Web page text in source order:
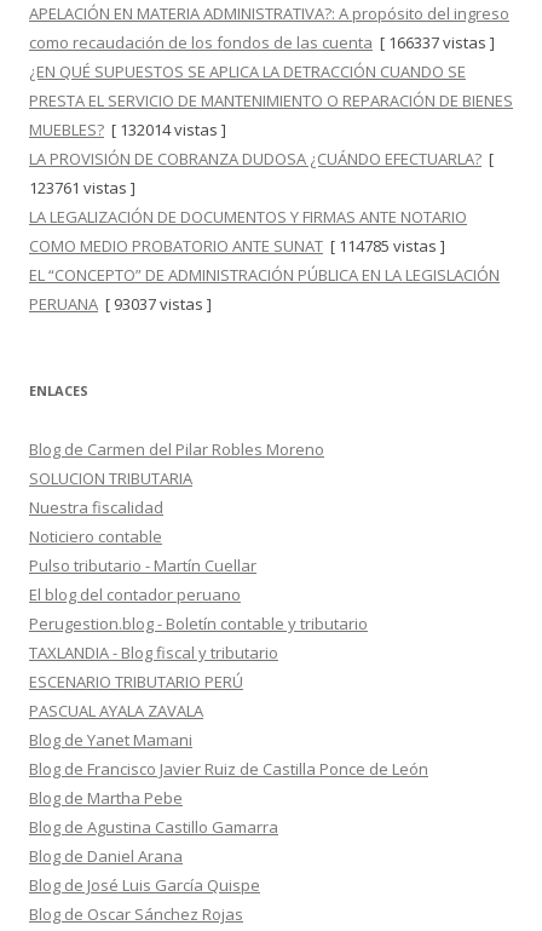
APELACIÓN EN MATERIA ADMINISTRATIVA?: A propósito del ingreso
como recaudación de los fondos de las cuenta [ 166337 vistas ]
¿EN QUÉ SUPUESTOS SE APLICA LA DETRACCIÓN CUANDO SE
PRESTA EL SERVICIO DE MANTENIMIENTO O REPARACIÓN DE BIENES
MUEBLES? [ 132014 vistas ]
LA PROVISIÓN DE COBRANZA DUDOSA ¿CUÁNDO EFECTUARLA? [
123761 vistas ]
LA LEGALIZACIÓN DE DOCUMENTOS Y FIRMAS ANTE NOTARIO
COMO MEDIO PROBATORIO ANTE SUNAT [ 114785 vistas ]
EL “CONCEPTO” DE ADMINISTRACIÓN PÚBLICA EN LA LEGISLACIÓN
PERUANA [ 93037 vistas ]
ENLACES
Blog de Carmen del Pilar Robles Moreno
SOLUCION TRIBUTARIA
Nuestra fiscalidad
Noticiero contable
Pulso tributario - Martín Cuellar
El blog del contador peruano
Perugestion.blog - Boletín contable y tributario
TAXLANDIA - Blog fiscal y tributario
ESCENARIO TRIBUTARIO PERÚ
PASCUAL AYALA ZAVALA
Blog de Yanet Mamani
Blog de Francisco Javier Ruiz de Castilla Ponce de León
Blog de Martha Pebe
Blog de Agustina Castillo Gamarra
Blog de Daniel Arana
Blog de José Luis García Quispe
Blog de Oscar Sánchez Rojas